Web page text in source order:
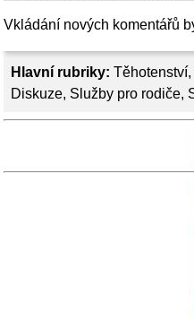
Hlavní rubriky: Těhotenství,
Diskuze, Služby pro rodiče,
Vkládání nových komentářů